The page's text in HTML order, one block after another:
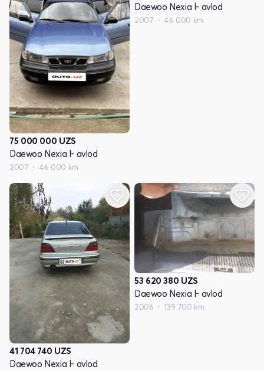
75 000 000 UZS
Daewoo Nexia I- avlod
2007 46 000 km
Daewoo Nexia I- avlod
2007 46 000 km
41 704 740 UZS
Daewoo Nexia I- avlod
53 620 380 UZS
Daewoo Nexia I- avlod
2006 139 700 km